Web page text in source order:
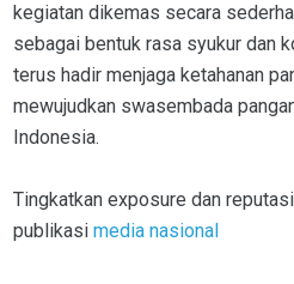
kegiatan dikemas secara
sebagai bentuk rasa syukur dan
terus hadir menjaga ketahanan
mewujudkan swasembada
Indonesia.
Tingkatkan exposure dan
publikasi media nasional